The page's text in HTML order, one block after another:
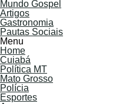
Mundo Gospel
Artigos
Gastronomia
Pautas Sociais
Menu
Home
Cuiabá
Política MT
Mato Grosso
Polícia
Esportes